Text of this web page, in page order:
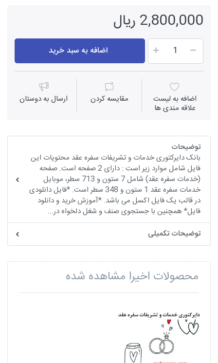
2,800,000 ریال
اضافه به سبد خرید
اضافه به لیست
علاقه مندی ها
مقايسه كردن ارسال به دوستان
توضیحات
بانک دایرکتوری خدمات و تشریفات سفره عقد محتویات این
فایل شامل موارد زیر است : دارای 2 صفحه است. صفحه
(خدمات سفره عقد) شامل 7 ستون و 713 سطر، موبایل
خدمات سفره عقد 1 ستون و 348 سطر است. *فایل دانلودی
در قالب یک فایل اکسل می باشد. *آموزش خرید و دانلود
فایل* همچنین با جستجوی صنف و شغل دلخواه در...
توضیحات تکمیلی
محصولات اخیرا مشاهده شده